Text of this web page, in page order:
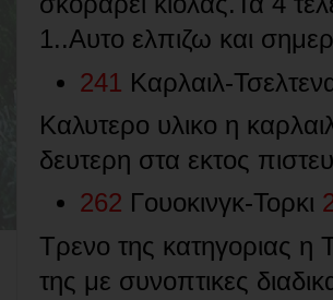
1..Αυτο ελπιζω και
241 Καρλαιλ-
Καλυτερο υλικο η
δευτερη στα εκτος
262 Γουοκινγκ-Τορκι
Τρενο της κατηγοριας η
της με συνοπτικες